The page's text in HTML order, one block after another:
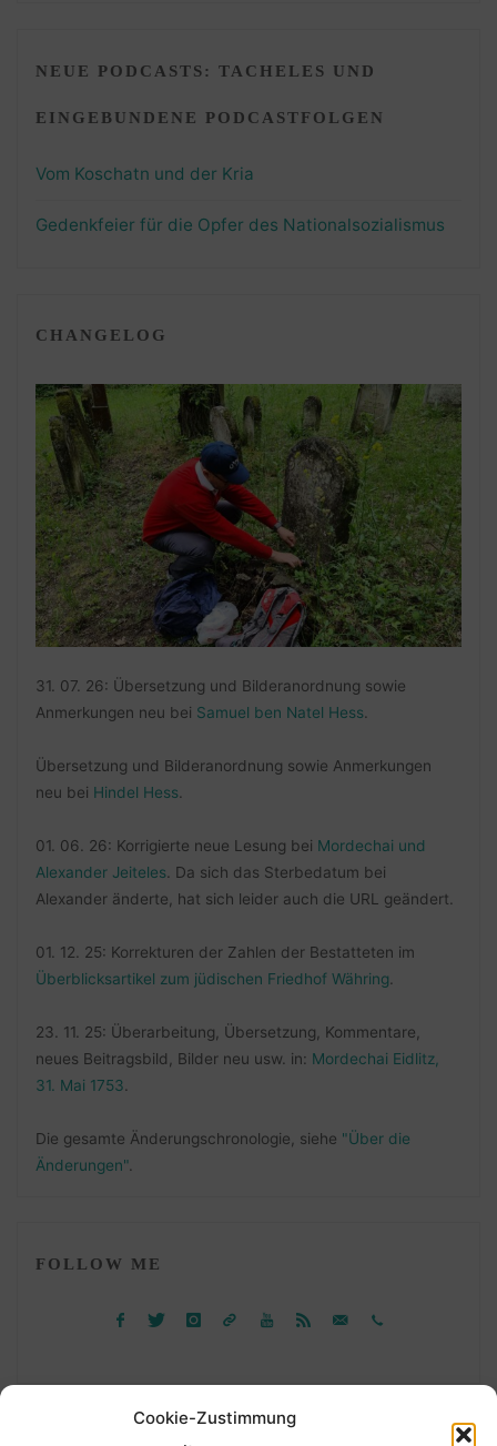
Cookie-Zustimmung
NEUE PODCASTS: TACHELES UND
EINGEBUNDENE PODCASTFOLGEN
Vom Koschatn und der Kria
Gedenkfeier für die Opfer des Nationalsozialismus
CHANGELOG
31. 07. 26: Übersetzung und Bilderanordnung sowie
Anmerkungen neu bei Samuel ben Natel Hess.
Übersetzung und Bilderanordnung sowie Anmerkungen
neu bei Hindel Hess.
01. 06. 26: Korrigierte neue Lesung bei Mordechai und
Alexander Jeiteles. Da sich das Sterbedatum bei
Alexander änderte, hat sich leider auch die URL geändert.
01. 12. 25: Korrekturen der Zahlen der Bestatteten im
Überblicksartikel zum jüdischen Friedhof Währing.
23. 11. 25: Überarbeitung, Übersetzung, Kommentare,
neues Beitragsbild, Bilder neu usw. in: Mordechai Eidlitz,
31. Mai 1753.
Die gesamte Änderungschronologie, siehe "Über die
Änderungen".
FOLLOW ME